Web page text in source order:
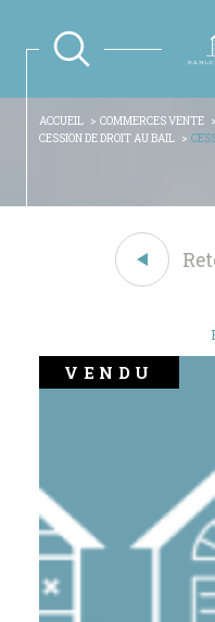
ACCUEIL COMMERCES VENTE
CESSION DE DROIT AU BAIL
VENDU